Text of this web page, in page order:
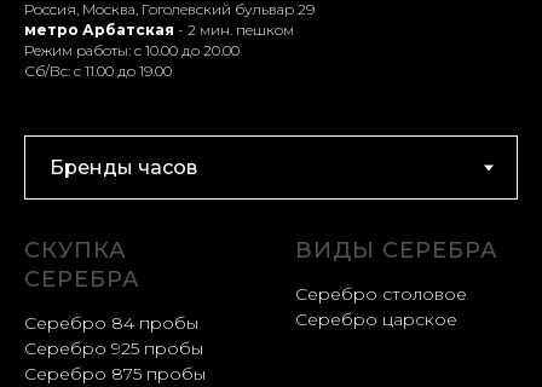
Россия, Москва, Гоголевский бульвар 29
метро Арбатская - 2 мин. пешком
Режим работы: с 10.00 до 20.00
Сб/Вс: с 11.00 до 19.00
СКУПКА
СЕРЕБРА
Серебро 84 пробы
Серебро 925 пробы
Серебро 875 пробы
ВИДЫ СЕРЕБРА
Серебро столовое
Серебро царское